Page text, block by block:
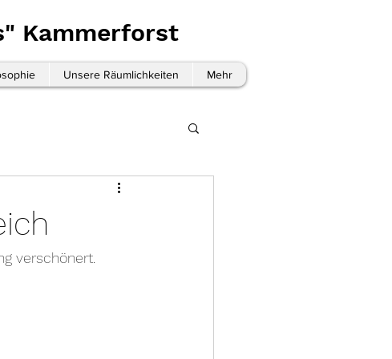
Kammerforst
Unsere Räumlichkeiten Mehr
verschönert.